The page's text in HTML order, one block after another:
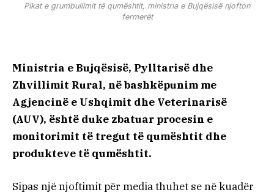
Pikat e grumbullimit të qumështit, ministria e Bujqësisë njofton
fermerët
Ministria e Bujqësisë, Pylltarisë dhe
Zhvillimit Rural, në bashkëpunim me
Agjencinë e Ushqimit dhe Veterinarisë
(AUV), është duke zbatuar procesin e
monitorimit të tregut të qumështit dhe
produkteve të qumështit.
Sipas një njoftimit për media thuhet se në kuadër